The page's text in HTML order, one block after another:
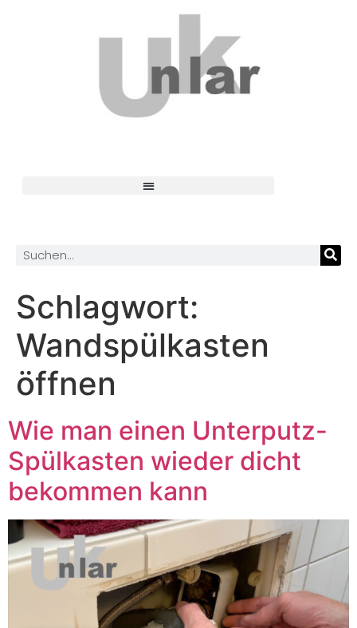
Schlagwort:
Wandspülkasten
öffnen
Wie man einen Unterputz-
Spülkasten wieder dicht
bekommen kann